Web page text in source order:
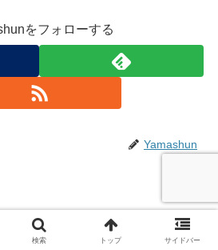
をフォローする
Yamashun
公認理師資格試験 過去問解説
検索 トップ サイドバー